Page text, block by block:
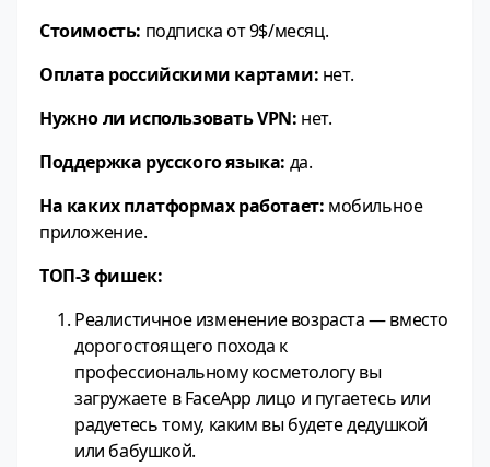
Стоимость: подписка от 9$/месяц.
Оплата российскими картами: нет.
Нужно ли использовать VPN: нет.
Поддержка русского языка: да.
На каких платформах работает: мобильное
приложение.
ТОП-3 фишек:
Реалистичное изменение возраста — вместо
дорогостоящего похода к
профессиональному косметологу вы
загружаете в FaceApp лицо и пугаетесь или
радуетесь тому, каким вы будете дедушкой
или бабушкой.